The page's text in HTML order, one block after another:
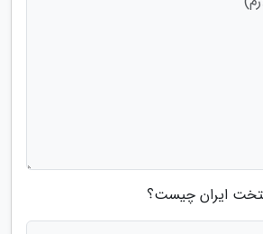
ایران چیست؟